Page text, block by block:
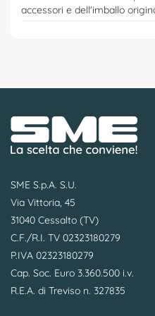
accessori e dell'imballo
SME S.p.A. S.U.
Via Vittoria, 45
31040 Cessalto (TV)
C.F./R.I. TV 02323180279
P.IVA 02323180279
Cap. Soc. Euro 3.360.500 i.v.
R.E.A. di Treviso n. 327835